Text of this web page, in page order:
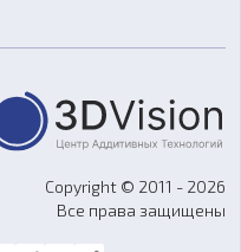
литья
Copyright © 2011 - 2026
Все права защищены